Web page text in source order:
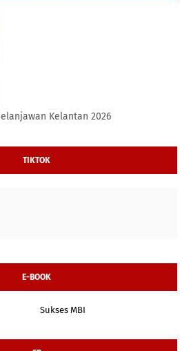
Kelantan 2026
TIKTOK
E-BOOK
Sukses MBI